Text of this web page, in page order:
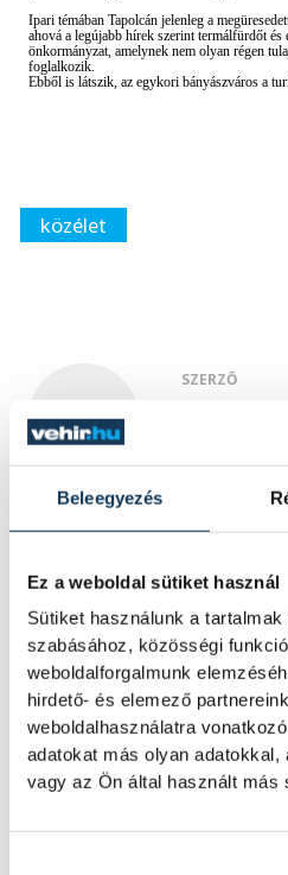
Beleegyezés
Ez a weboldal sütiket használ
Sütiket használunk a
szabásához, közösségi
weboldalforgalmunk
hirdető- és elemező
weboldalhasználatra
adatokat más olyan
vagy az Ön által használt más
Ipari témában Tapolcán jelenleg a
ahová a legújabb hírek szerint termálfürdőt
önkormányzat, amelynek nem olyan régen
foglalkozik.
Ebből is látszik, az egykori bányászváros a
közélet
SZERZŐ